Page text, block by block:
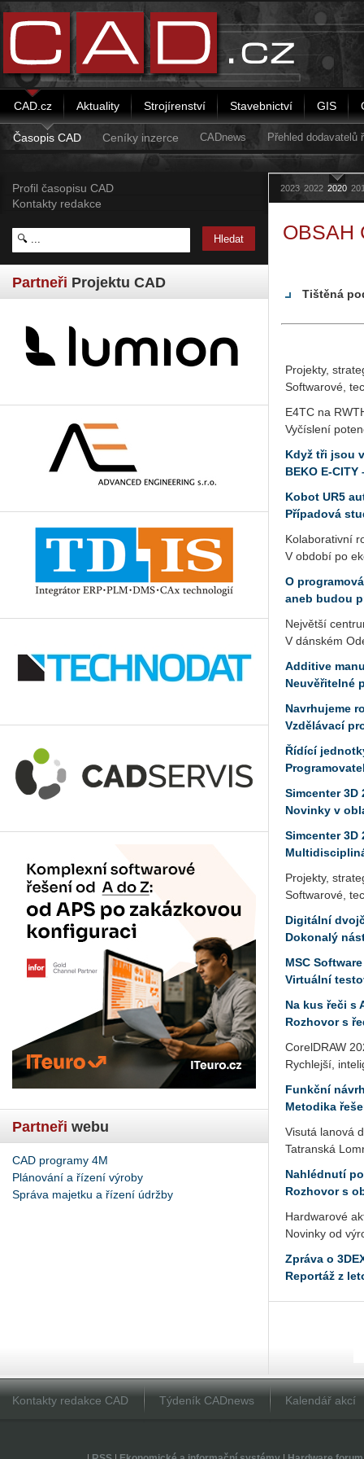
CAD.cz Aktuality Strojírenství Stavebnictví GIS
Časopis CAD Ceníky inzerce CADnews Přehled
Profil časopisu CAD
Kontakty redakce
Partneři Projektu CAD
Partneři webu
CAD programy 4M
Plánování a řízení výroby
Správa majetku a řízení údržby
2023 2022 2020
OBSAH
Tištěná
Projekty,
Softwarové,
E4TC na
Vyčíslení
Když tři jsou
BEKO E-
Kobot UR5
Případová
Kolaborativní
V období po
O
aneb budou
Největší
V dánském
Additive
Neuvěřitelné
Navrhujeme
Vzdělávací
Řídící
Simcenter 3D
Novinky v
Simcenter 3D
Projekty,
Softwarové,
Digitální
Dokonalý
MSC
Virtuální
Na kus řeči s
Rozhovor s
CorelDRAW
Rychlejší,
Funkční
Metodika
Visutá lanová
Tatranská
Nahlédnutí
Rozhovor s
Hardwarové
Novinky od
Zpráva o
Reportáž z
Kontakty redakce CAD Týdeník CADnews Kalendář akcí